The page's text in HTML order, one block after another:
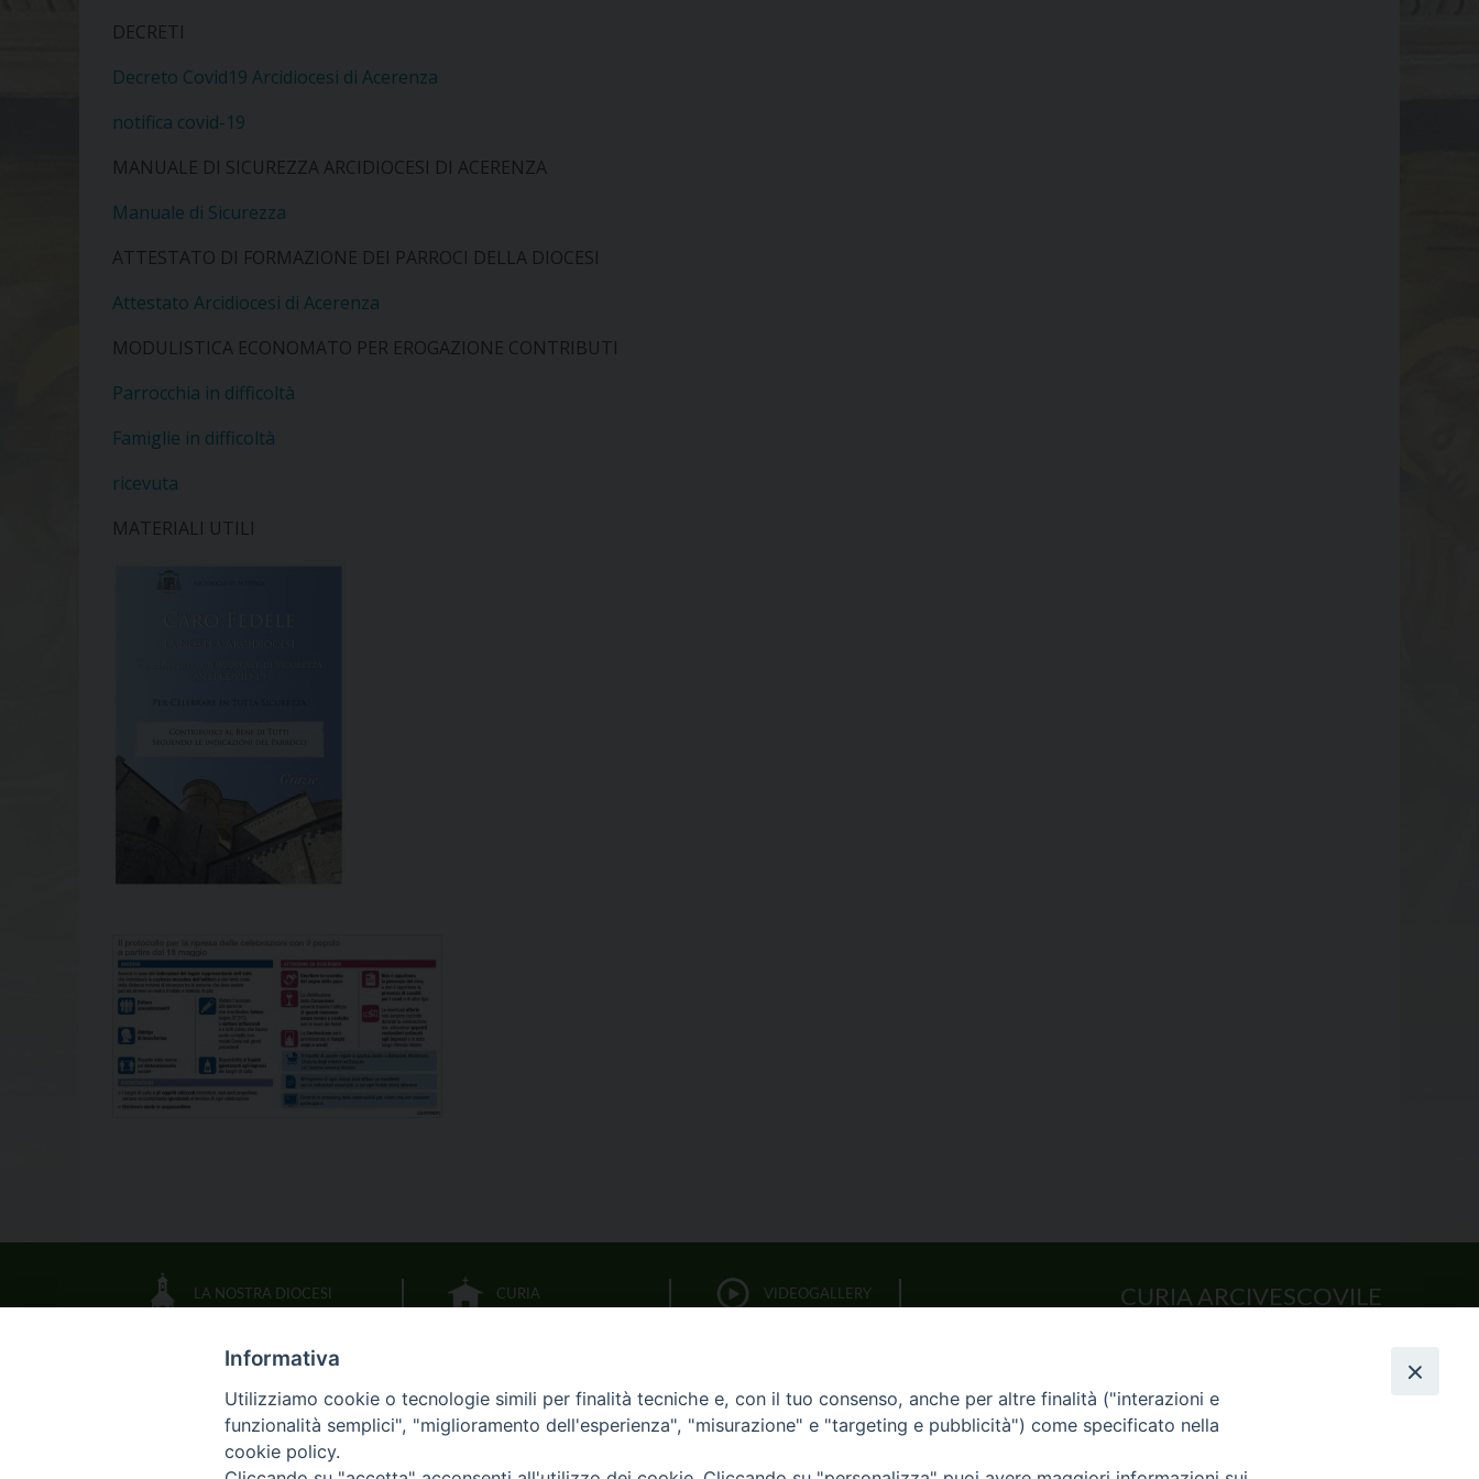
DECRETI
Decreto Covid19 Arcidiocesi di Acerenza
notifica covid-19
MANUALE DI SICUREZZA ARCIDIOCESI DI ACERENZA
Manuale di Sicurezza
ATTESTATO DI FORMAZIONE DEI PARROCI DELLA DIOCESI
Attestato Arcidiocesi di Acerenza
MODULISTICA ECONOMATO PER EROGAZIONE CONTRIBUTI
Parrocchia in difficoltà
Famiglie in difficoltà
ricevuta
MATERIALI UTILI
LA NOSTRA DIOCESI
IL VESCOVO
CALENDARIO DIOCESANO
CURIA
LITURGIA DELLE ORE
VIDEOGALLERY CURIA ARCIVESCOVILE
curia.acerenza@tiscali.it
Informativa
Utilizziamo cookie o tecnologie simili per finalità tecniche e, con il tuo consenso, anche per altre finalità ("interazioni e
funzionalità semplici", "miglioramento dell'esperienza", "misurazione" e "targeting e pubblicità") come specificato nella
cookie policy.